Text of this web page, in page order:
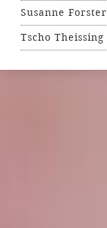
Susanne Forster
Tscho Theissing